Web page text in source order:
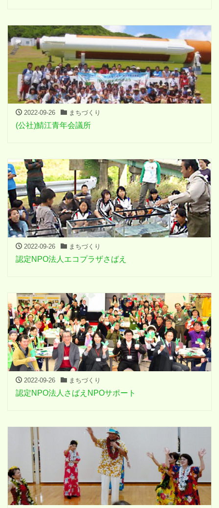
2022-09-26 まちづくり
(公社)鯖江青年会議所
2022-09-26 まちづくり
認定NPO法人エコプラザさばえ
2022-09-26 まちづくり
認定NPO法人さばえNPOサポート